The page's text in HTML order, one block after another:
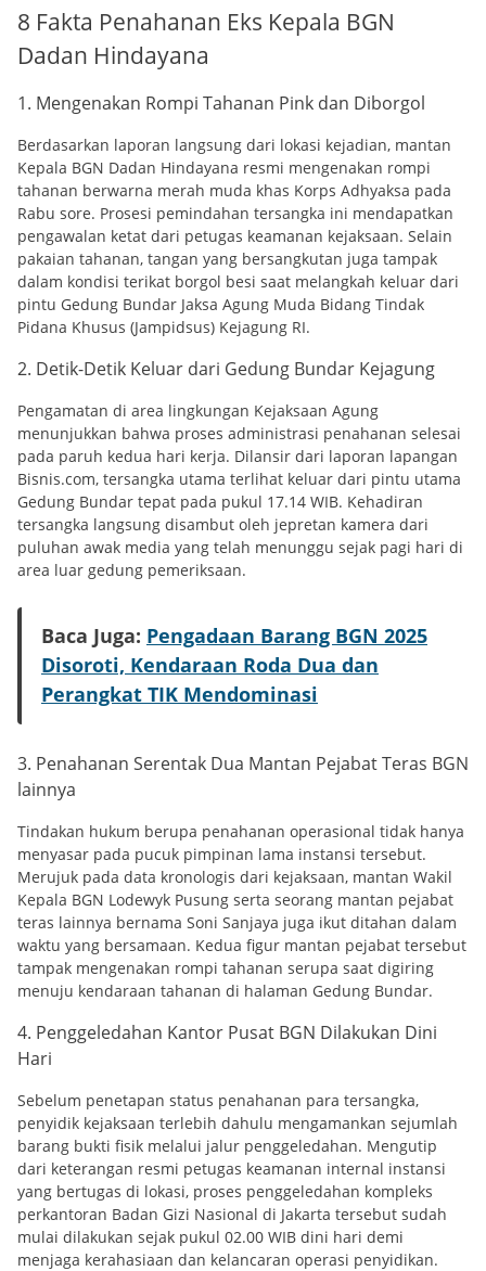
8 Fakta Penahanan Eks Kepala BGN
Dadan Hindayana
1. Mengenakan Rompi Tahanan Pink dan Diborgol
Berdasarkan laporan langsung dari lokasi kejadian, mantan
Kepala BGN Dadan Hindayana resmi mengenakan rompi
tahanan berwarna merah muda khas Korps Adhyaksa pada
Rabu sore. Prosesi pemindahan tersangka ini mendapatkan
pengawalan ketat dari petugas keamanan kejaksaan. Selain
pakaian tahanan, tangan yang bersangkutan juga tampak
dalam kondisi terikat borgol besi saat melangkah keluar dari
pintu Gedung Bundar Jaksa Agung Muda Bidang Tindak
Pidana Khusus (Jampidsus) Kejagung RI.
2. Detik-Detik Keluar dari Gedung Bundar Kejagung
Pengamatan di area lingkungan Kejaksaan Agung
menunjukkan bahwa proses administrasi penahanan selesai
pada paruh kedua hari kerja. Dilansir dari laporan lapangan
Bisnis.com, tersangka utama terlihat keluar dari pintu utama
Gedung Bundar tepat pada pukul 17.14 WIB. Kehadiran
tersangka langsung disambut oleh jepretan kamera dari
puluhan awak media yang telah menunggu sejak pagi hari di
area luar gedung pemeriksaan.
Baca Juga: Pengadaan Barang BGN 2025
Disoroti, Kendaraan Roda Dua dan
Perangkat TIK Mendominasi
3. Penahanan Serentak Dua Mantan Pejabat Teras BGN
lainnya
Tindakan hukum berupa penahanan operasional tidak hanya
menyasar pada pucuk pimpinan lama instansi tersebut.
Merujuk pada data kronologis dari kejaksaan, mantan Wakil
Kepala BGN Lodewyk Pusung serta seorang mantan pejabat
teras lainnya bernama Soni Sanjaya juga ikut ditahan dalam
waktu yang bersamaan. Kedua figur mantan pejabat tersebut
tampak mengenakan rompi tahanan serupa saat digiring
menuju kendaraan tahanan di halaman Gedung Bundar.
4. Penggeledahan Kantor Pusat BGN Dilakukan Dini
Hari
Sebelum penetapan status penahanan para tersangka,
penyidik kejaksaan terlebih dahulu mengamankan sejumlah
barang bukti fisik melalui jalur penggeledahan. Mengutip
dari keterangan resmi petugas keamanan internal instansi
yang bertugas di lokasi, proses penggeledahan kompleks
perkantoran Badan Gizi Nasional di Jakarta tersebut sudah
mulai dilakukan sejak pukul 02.00 WIB dini hari demi
menjaga kerahasiaan dan kelancaran operasi penyidikan.